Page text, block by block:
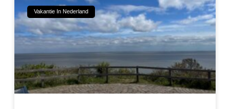
Vakantie In Nederland